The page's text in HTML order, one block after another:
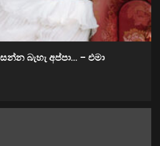
බැහැ අප්පා… – එමා